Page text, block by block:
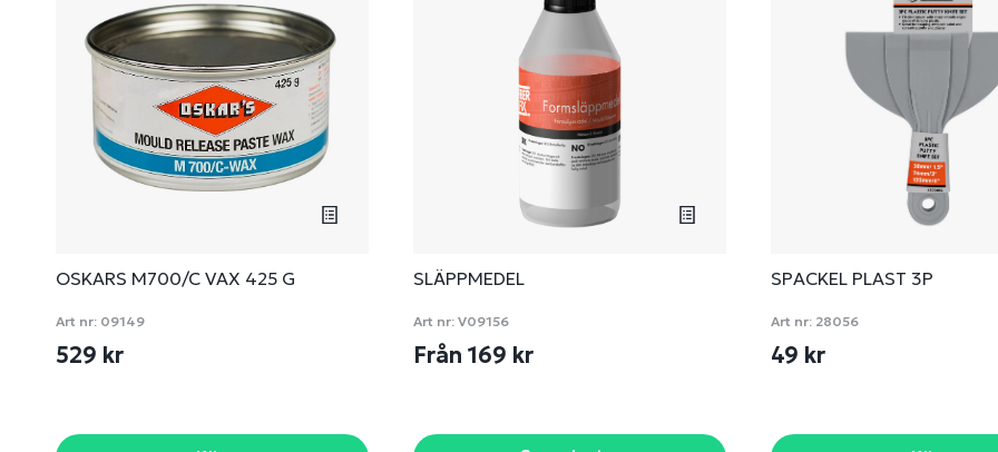
OSKARS M700/C VAX 425 G
Art nr: 09149
529 kr
SLÄPPMEDEL
Art nr: V09156
Från 169 kr
SPACKEL PLAST 3P
Art nr: 28056
49 kr